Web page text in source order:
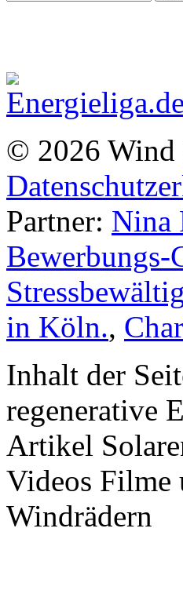
© 2026 Wind
Partner: Nina
in Köln.,
Inhalt der
regenerative
Artikel
Videos Filme
Windrädern